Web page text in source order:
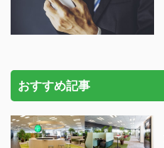
おすすめ記事